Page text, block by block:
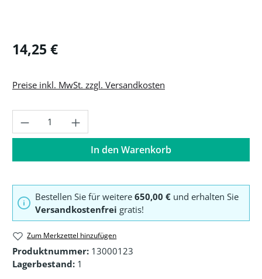
Regulärer Preis:
14,25 €
Preise inkl. MwSt. zzgl. Versandkosten
Produkt Anzahl: Gib den gewünschten
In den Warenkorb
Bestellen Sie für weitere 650,00 € und erhalten Sie
Versandkostenfrei gratis!
Zum Merkzettel hinzufügen
Produktnummer: 13000123
Lagerbestand: 1